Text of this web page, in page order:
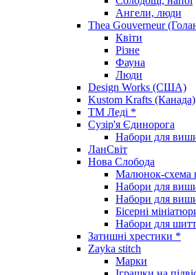
Ангели, люди
Thea Gouverneur
Квіти
Різне
Фауна
Люди
Design Works (США)
Kustom Krafts (Канада)
ТМ Леді *
Сузір'я Єдинорога
Набори для
ЛанСвіт
Нова Слобода
Малюнок-схема
Набори для
Набори для
Бісерні
Набори для
Затишні хрестики *
Zayka stitch
Марки